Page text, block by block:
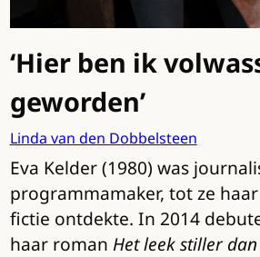
‘Hier ben ik
geworden’
Linda van den Dobbelsteen
Eva Kelder (1980) was
programmamaker, tot ze
fictie ontdekte. In 2014
haar roman Het leek stiller